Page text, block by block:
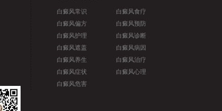
白癜风常识
白癜风偏方
白癜风护理
白癜风遮盖
白癜风养生
白癜风症状
白癜风危害
白癜风食疗
白癜风预防
白癜风诊断
白癜风病因
白癜风治疗
白癜风心理